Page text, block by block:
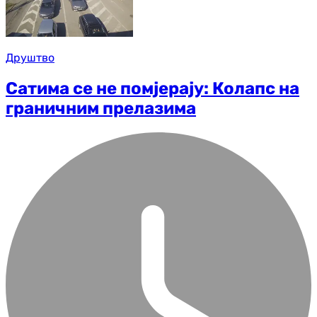
Друштво
Сатима се не помјерају: Колапс на
граничним прелазима